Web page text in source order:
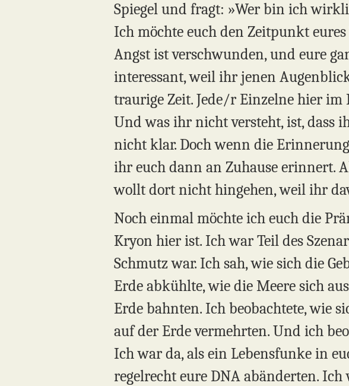
Spiegel und fragt: »Wer bin ich
Ich möchte euch den Zeitpunkt
Angst ist verschwunden, und eure
interessant, weil ihr jenen
traurige Zeit. Jede/r Einzelne hier
Und was ihr nicht versteht, ist, dass
nicht klar. Doch wenn die
ihr euch dann an Zuhause erinnert.
wollt dort nicht hingehen, weil ihr
Noch einmal möchte ich euch die
Kryon hier ist. Ich war Teil des
Schmutz war. Ich sah, wie sich die
Erde abkühlte, wie die Meere sich
Erde bahnten. Ich beobachtete, wie
auf der Erde vermehrten. Und ich
Ich war da, als ein Lebensfunke in
regelrecht eure DNA abänderten.